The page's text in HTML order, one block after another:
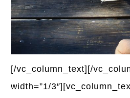
[/vc_column_text][/
width=”1/